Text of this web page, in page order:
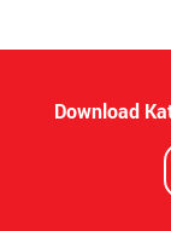
Download